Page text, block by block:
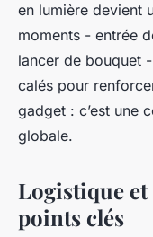
en lumière devient
moments - entrée
lancer de bouquet
calés pour
gadget : c’est une
globale.
Logistique
points clés